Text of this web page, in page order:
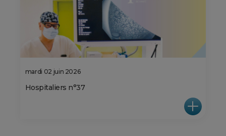
mardi 02 juin 2026
Hospitaliers n°37